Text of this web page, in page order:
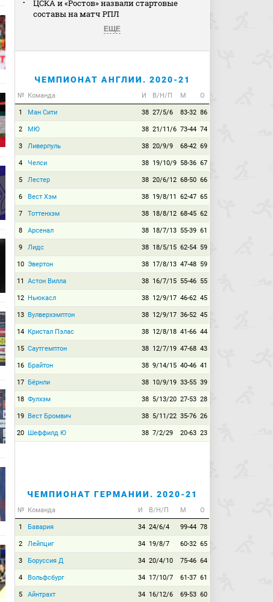
ЦСКА и «Ростов» назвали стартовые
составы на матч РПЛ
ЕЩЕ
ЧЕМПИОНАТ АНГЛИИ. 2020-21
№ Команда И В/Н/П М О
1 Ман Сити 38 27/5/6 83-32 86
2 МЮ 38 21/11/6 73-44 74
3 Ливерпуль 38 20/9/9 68-42 69
4 Челси 38 19/10/9 58-36 67
5 Лестер 38 20/6/12 68-50 66
6 Вест Хэм 38 19/8/11 62-47 65
7 Тоттенхэм 38 18/8/12 68-45 62
8 Арсенал 38 18/7/13 55-39 61
9 Лидс 38 18/5/15 62-54 59
10 Эвертон 38 17/8/13 47-48 59
11 Астон Вилла 38 16/7/15 55-46 55
12 Ньюкасл 38 12/9/17 46-62 45
13 Вулверхэмптон 38 12/9/17 36-52 45
14 Кристал Пэлас 38 12/8/18 41-66 44
15 Саутгемптон 38 12/7/19 47-68 43
16 Брайтон 38 9/14/15 40-46 41
17 Бёрнли 38 10/9/19 33-55 39
18 Фулхэм 38 5/13/20 27-53 28
19 Вест Бромвич 38 5/11/22 35-76 26
20 Шеффилд Ю 38 7/2/29 20-63 23
ЧЕМПИОНАТ ГЕРМАНИИ. 2020-21
№ Команда И В/Н/П М О
1 Бавария 34 24/6/4 99-44 78
2 Лейпциг 34 19/8/7 60-32 65
3 Боруссия Д 34 20/4/10 75-46 64
4 Вольфсбург 34 17/10/7 61-37 61
5 Айнтрахт 34 16/12/6 69-53 60